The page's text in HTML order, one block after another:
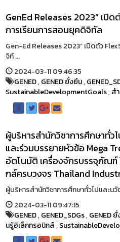
GenEd Releases 2023” เปิ
การเรียนการสอนยุคดิจิทัล
Gen-Ed Releases 2023” เปิดตัว
จิทั ...
2024-03-11 09:46:35
GENED,GENED ยั่งยืน,
SustainableDevelopmentGoals,ส
ผู้บริหารสำนักวิชาการศึกษาทั่ว
และร่วมบรรยายหัวข้อ Mega
อัตโนมัติ เครื่องจักรบรรจุภัณฑ์
กส์ครบวงจร Thailand
ผู้บริหารสำนักวิชาการศึกษาทั่วไปและน
2024-03-11 09:47:15
GENED,GENED_SDGs,GENED
นรู้อิเล็กทรอนิกส์,